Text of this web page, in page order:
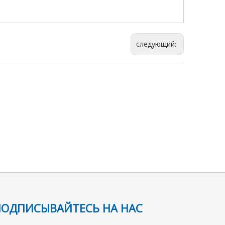
следующий:
НА НАС